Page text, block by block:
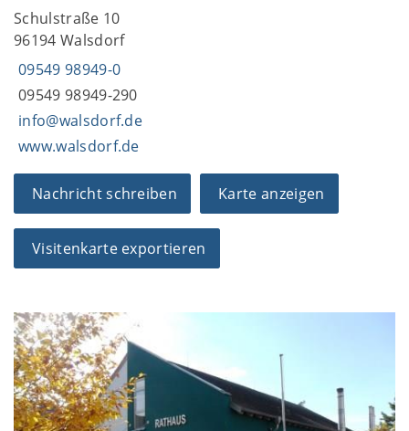
Schulstraße 10
96194 Walsdorf
09549 98949-0
09549 98949-290
info@walsdorf.de
www.walsdorf.de
Nachricht schreiben Karte anzeigen
Visitenkarte exportieren